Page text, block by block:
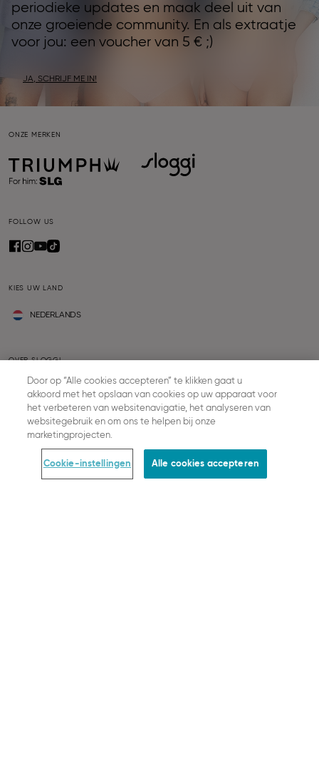
periodieke updates en maak deel uit van
onze groeiende community. En als extraatje
voor jou: een voucher van 5 € ;)
JA, SCHRIJF ME IN!
ONZE MERKEN
FOLLOW US
KIES UW LAND
NEDERLANDS
OVER SLOGGI
Vacatures
Pers
Sustainability
HELP EN INFORMATIE
Door op “Alle cookies accepteren” te klikken gaat u
akkoord met het opslaan van cookies op uw apparaat voor
het verbeteren van websitenavigatie, het analyseren van
websitegebruik en om ons te helpen bij onze
marketingprojecten.
Cookie-instellingen Alle cookies accepteren